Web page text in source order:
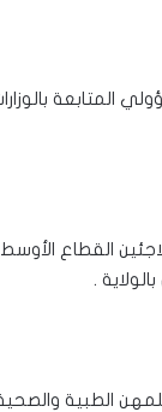
المتابعة
القطاع
.
الطبية والصحية